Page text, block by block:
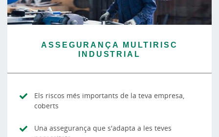
ASSEGURANÇA MULTIRISC
INDUSTRIAL
Els riscos més importants de la teva empresa,
coberts
Una assegurança que s'adapta a les teves